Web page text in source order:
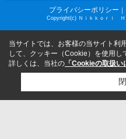
プライバシーポリシー ｜
Copyright(c) Ｎｉｋｋｏｒｉ Ｈ
当サイトでは、お客様の当サイト利
して、クッキー（Cookie）を使用し
詳しくは、当社の 「Cookieの取扱い